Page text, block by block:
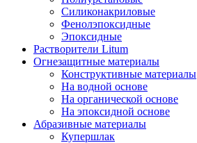
Силиконакриловые
Фенолэпоксидные
Эпоксидные
Растворители Litum
Огнезащитные материалы
Конструктивные материалы
На водной основе
На органической основе
На эпоксидной основе
Абразивные материалы
Купершлак